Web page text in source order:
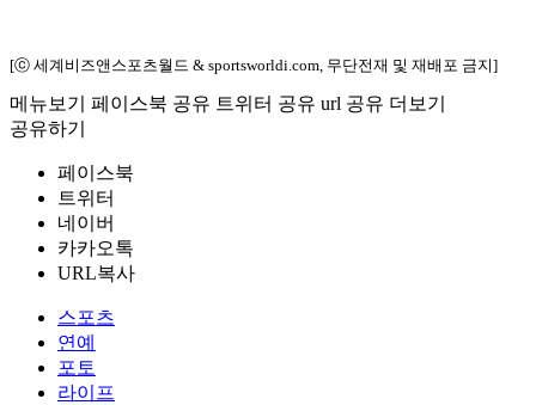
[ⓒ 세계비즈앤스포츠월드 & sportsworldi.com, 무단전재 및 재배포 금지]
메뉴보기 페이스북 공유 트위터 공유 url 공유 더보기
공유하기
페이스북
트위터
네이버
카카오톡
URL복사
스포츠
연예
포토
라이프